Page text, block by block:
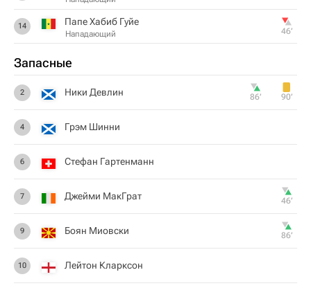
14 Папе Хабиб Гуйе
Нападающий 46‎’‎
Запасные
2 Ники Девлин 86‎’‎ 90‎’‎
4 Грэм Шинни
6 Стефан Гартенманн
7 Джейми МакГрат 46‎’‎
9 Боян Миовски 86‎’‎
10 Лейтон Кларксон